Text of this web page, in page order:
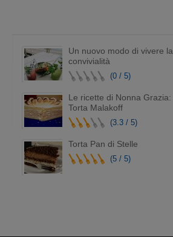
Un nuovo modo di vivere la
convivialità
(0 / 5)
Le ricette di Nonna Grazia:
Torta Malakoff
(3.3 / 5)
Torta Pan di Stelle
(5 / 5)